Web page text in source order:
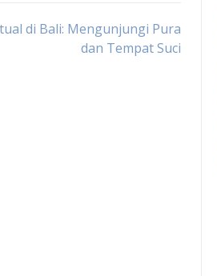
di Bali: Mengunjungi Pura
dan Tempat Suci